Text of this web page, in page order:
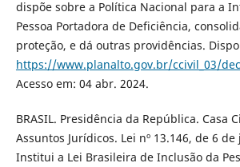
dispõe sobre a Política Nacional para a
Pessoa Portadora de Deficiência,
proteção, e dá outras providências.
https://www.planalto.gov.br/ccivil_03/
Acesso em: 04 abr. 2024.
BRASIL. Presidência da República. Casa
Assuntos Jurídicos. Lei nº 13.146, de 6
Institui a Lei Brasileira de Inclusão da